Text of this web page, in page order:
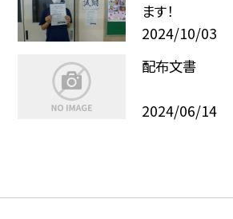
ます！
2024/10/03
配布文書
2024/06/14